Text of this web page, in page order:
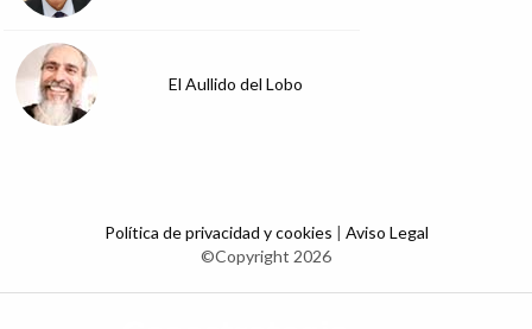
El Aullido del Lobo
Política de privacidad y cookies | Aviso Legal
©Copyright 2026